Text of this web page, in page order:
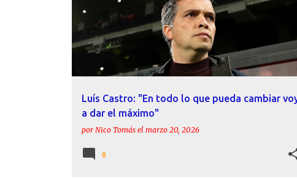
Luís Castro: "En todo lo que pueda cambiar
a dar el máximo"
por Nico Tomás el marzo 20, 2026
LUÍS CASTRO
0